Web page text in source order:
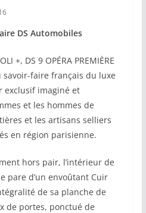
DS Automobiles
+, DS 9 OPÉRA PREMIÈRE
savoir-faire français du luxe
exclusif imaginé et
et les hommes de
et les artisans selliers
en région parisienne.
hors pair, l’intérieur de
pare d’un envoûtant Cuir
de sa planche de
de portes, ponctué de